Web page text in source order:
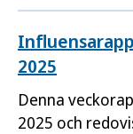
2025
Denna
2025 och